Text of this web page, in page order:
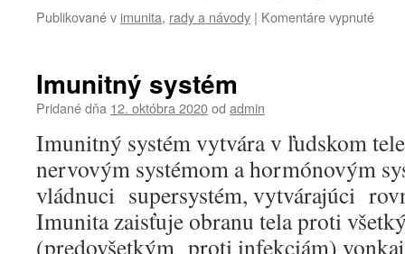
Publikované v imunita, rady a návody | Komentáre vypnuténa
Imunitný systém
Pridané dňa 12. októbra 2020od admin
Imunitný systém vytvára v ľudskom
nervovým systémom a hormónovým
vládnuci supersystém, vytvárajúci
Imunita zaisťuje obranu tela proti
(predovšetkým proti infekciám)